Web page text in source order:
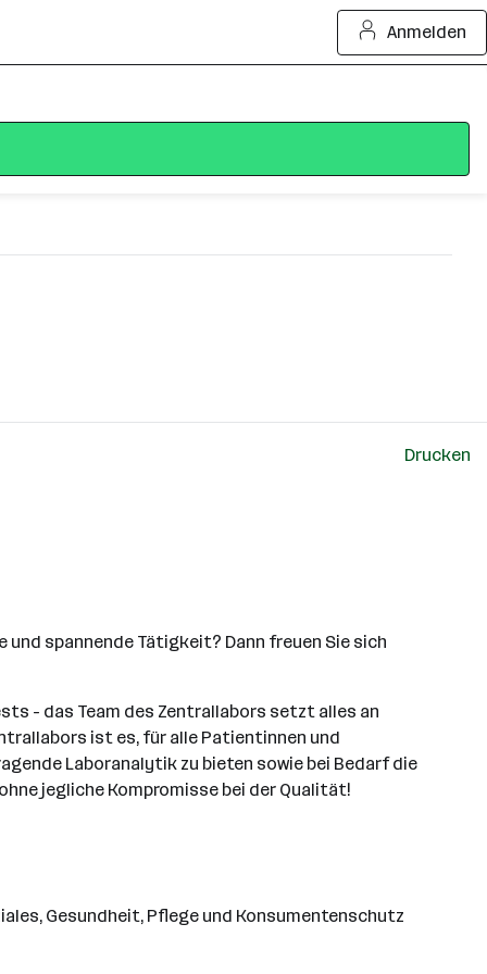
Anmelden
Drucken
spannende Tätigkeit? Dann freuen Sie sich
- das Team des Zentrallabors setzt alles an
ist es, für alle Patientinnen und
Laboranalytik zu bieten sowie bei Bedarf die
jegliche Kompromisse bei der Qualität!
Gesundheit, Pflege und Konsumentenschutz